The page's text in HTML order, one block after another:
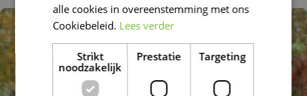
alle cookies in overeenstemming met ons
Cookiebeleid. Lees verder
Strikt
noodzakelijk
Prestatie Targeting